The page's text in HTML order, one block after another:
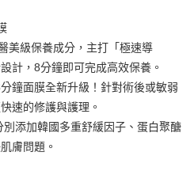
之訂單仍視為有效，需透過AFTEE先享
付 」之結帳頁面顯示為準，若有關於
等相關疑問，請聯繫「AFTEE先享後付
support/home
供之「AFTEE先享後付」服務完成之交
人資料，並將交易相關給付款項請求債
以下網址：
)免運費
上)免運費
上)免運費
美級保養成分，主打「極速導
計，8分鐘即可完成高效保養。
鐘面膜全新升級！針對術後或敏弱
速的修護與護理。
添加韓國多重舒緩因子、蛋白聚醣
膚問題。